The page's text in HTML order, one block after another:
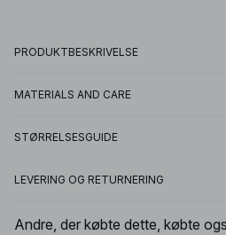
PRODUKTBESKRIVELSE
MATERIALS AND CARE
STØRRELSESGUIDE
LEVERING OG RETURNERING
Andre, der købte dette, købte